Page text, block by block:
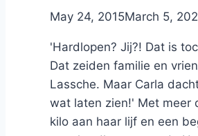
ByNicole
May 24, 2015March 5,
'Hardlopen? Jij?! Dat is
Dat zeiden familie en
Lassche. Maar Carla
wat laten zien!' Met meer
kilo aan haar lijf en een